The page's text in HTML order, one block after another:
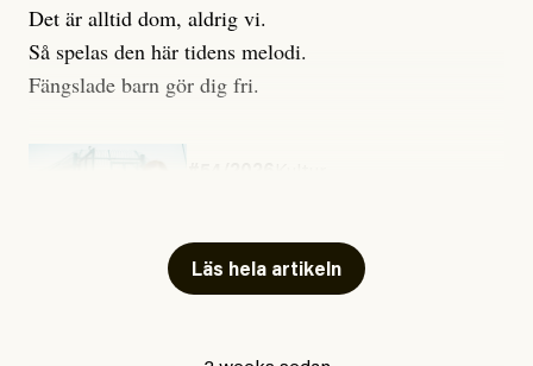
Det är alltid dom, aldrig vi.
Så spelas den här tidens melodi.
Fängslade barn gör dig fri.
Läs hela artikeln